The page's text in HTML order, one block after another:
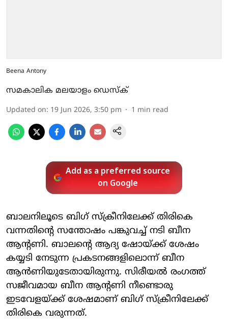
Beena Antony
സമകാലിക മലയാളം ഡെസ്ക്
Updated on: 19 Jun 2026, 3:50 pm 1 min read
Add as a preferred source
on Google
ബാലനിലൂടെ ബിഗ് സ്‌ക്രീനിലേക്ക് തിരികെ
വന്നതിന്റെ സന്തോഷം പങ്കുവച്ച് നടി ബീന
ആന്റണി. ബാലന്റെ ആദ്യ ഷോയ്ക്ക് ശേഷം
കയ്യടി നേടുന്ന പ്രകടനങ്ങളിലൊന്ന് ബീന
ആന്‍ണിയുടേതായിരുന്നു. സിരീയല്‍ രംഗത്ത്
സജീവമായ ബീന ആന്റണി നീണ്ടൊരു
ഇടവേളയ്ക്ക് ശേഷമാണ് ബിഗ് സ്‌ക്രീനിലേക്ക്
തിരികെ വരുന്നത്.